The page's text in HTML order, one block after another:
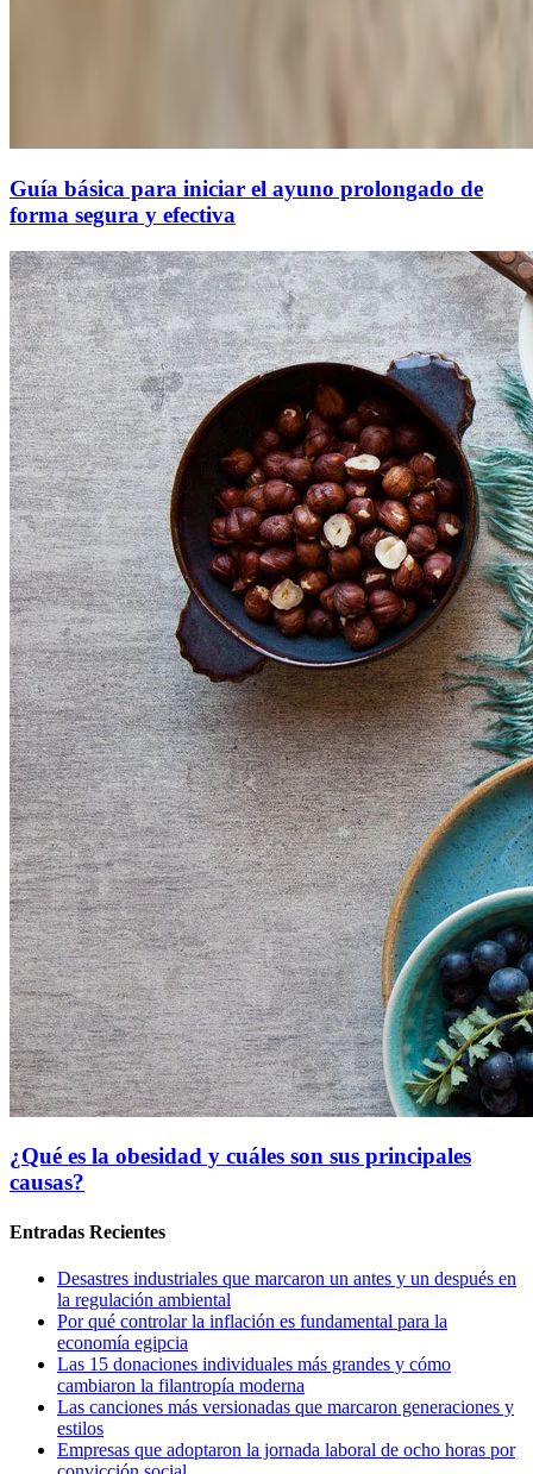
Guía básica para iniciar el ayuno prolongado de
forma segura y efectiva
¿Qué es la obesidad y cuáles son sus principales
causas?
Entradas Recientes
Desastres industriales que marcaron un antes y un después en
la regulación ambiental
Por qué controlar la inflación es fundamental para la
economía egipcia
Las 15 donaciones individuales más grandes y cómo
cambiaron la filantropía moderna
Las canciones más versionadas que marcaron generaciones y
estilos
Empresas que adoptaron la jornada laboral de ocho horas por